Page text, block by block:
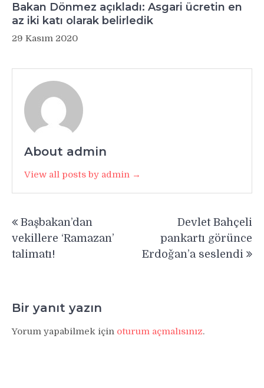
Bakan Dönmez açıkladı: Asgari ücretin en
az iki katı olarak belirledik
29 Kasım 2020
About admin
View all posts by admin →
gezinmesi
Başbakan’dan
vekillere ‘Ramazan’
talimatı!
Devlet Bahçeli
pankartı görünce
Erdoğan’a seslendi
Bir yanıt yazın
Yorum yapabilmek için oturum açmalısınız.